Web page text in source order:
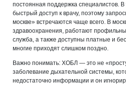
постоянная поддержка специалистов.
быстрый доступ к врачу, поэтому
москве» встречаются чаще всего. В
здравоохранения, работают
служба, а также доступны платные и
многие приходят слишком поздно.
Важно понимать: ХОБЛ — это не
заболевание дыхательной системы,
недостаточно информации и он